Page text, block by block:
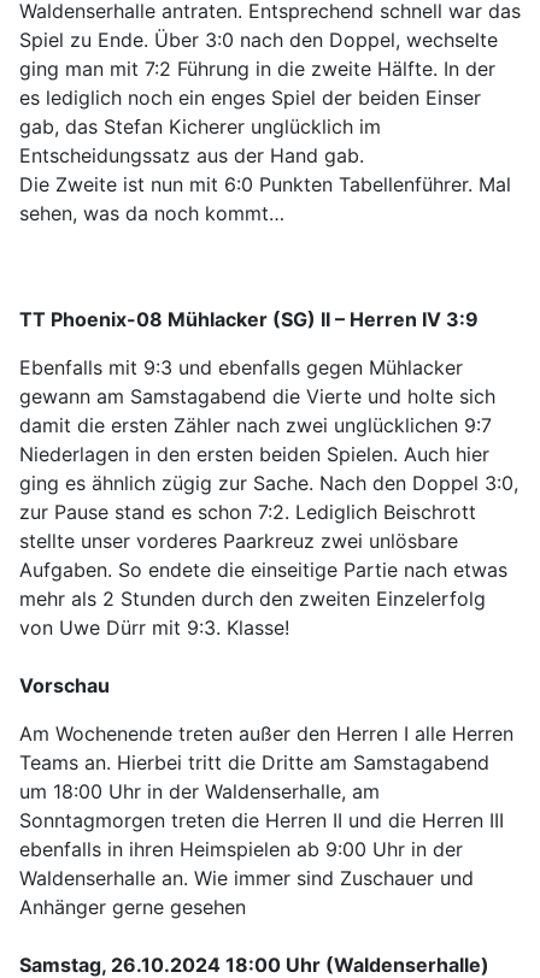
Waldenserhalle antraten. Entsprechend schnell war das
Spiel zu Ende. Über 3:0 nach den Doppel, wechselte
ging man mit 7:2 Führung in die zweite Hälfte. In der
es lediglich noch ein enges Spiel der beiden Einser
gab, das Stefan Kicherer unglücklich im
Entscheidungssatz aus der Hand gab.
Die Zweite ist nun mit 6:0 Punkten Tabellenführer. Mal
sehen, was da noch kommt…
TT Phoenix-08 Mühlacker (SG) II – Herren IV 3:9
Ebenfalls mit 9:3 und ebenfalls gegen Mühlacker
gewann am Samstagabend die Vierte und holte sich
damit die ersten Zähler nach zwei unglücklichen 9:7
Niederlagen in den ersten beiden Spielen. Auch hier
ging es ähnlich zügig zur Sache. Nach den Doppel 3:0,
zur Pause stand es schon 7:2. Lediglich Beischrott
stellte unser vorderes Paarkreuz zwei unlösbare
Aufgaben. So endete die einseitige Partie nach etwas
mehr als 2 Stunden durch den zweiten Einzelerfolg
von Uwe Dürr mit 9:3. Klasse!
Vorschau
Am Wochenende treten außer den Herren I alle Herren
Teams an. Hierbei tritt die Dritte am Samstagabend
um 18:00 Uhr in der Waldenserhalle, am
Sonntagmorgen treten die Herren II und die Herren III
ebenfalls in ihren Heimspielen ab 9:00 Uhr in der
Waldenserhalle an. Wie immer sind Zuschauer und
Anhänger gerne gesehen
Samstag, 26.10.2024 18:00 Uhr (Waldenserhalle)